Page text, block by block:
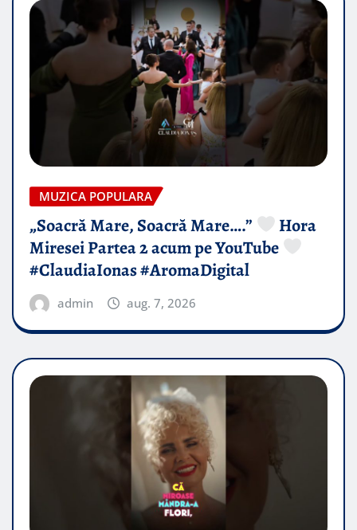
MUZICA POPULARA
„Soacră Mare, Soacră Mare….”
Hora
Miresei Partea 2 acum pe YouTube
#ClaudiaIonas #AromaDigital
admin aug. 7, 2026